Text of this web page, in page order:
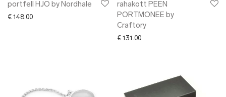
portfell HJO by Nordhale
€ 148.00
rahakott PEEN
PORTMONEE by
Craftory
€ 131.00